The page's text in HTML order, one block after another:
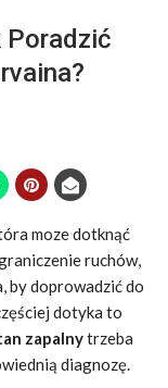
Poradzić
moze dotknąć
ruchów,
by doprowadzić do
dotyka to
zapalnytrzeba
diagnozę.